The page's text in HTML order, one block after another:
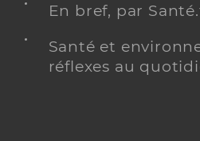
En bref, par
Santé et
réflexes au